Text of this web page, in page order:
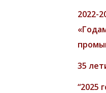
2022-
35
“2025